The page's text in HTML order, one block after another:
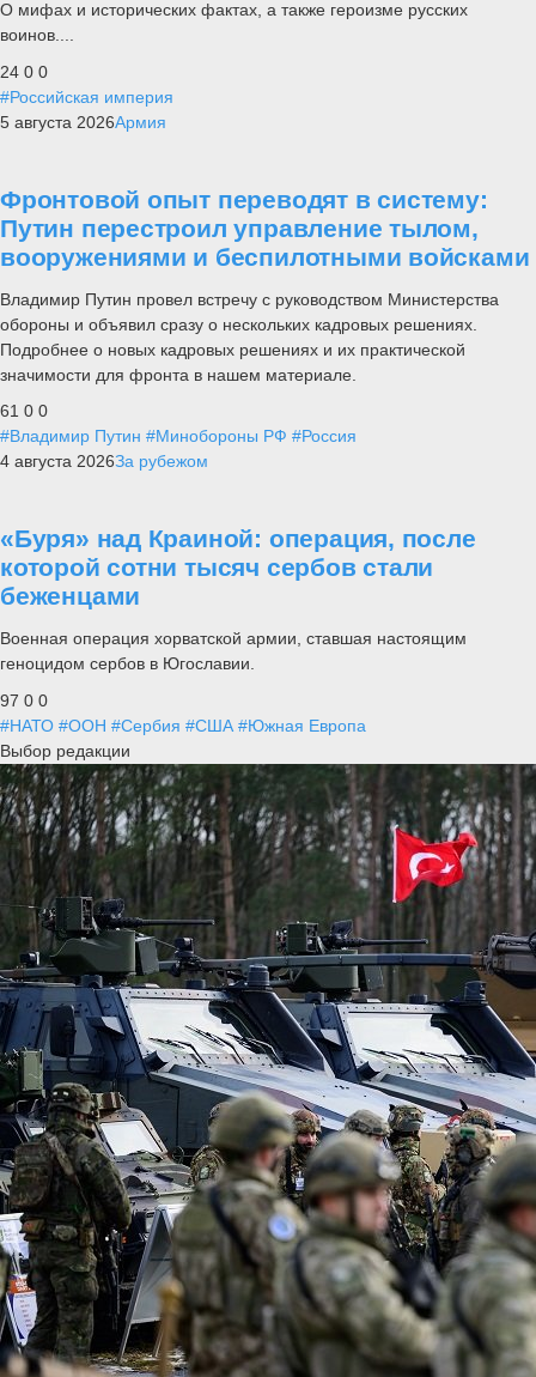
О мифах и исторических фактах, а также героизме русских
воинов....
24 0 0
#Российская империя
5 августа 2026Армия
Фронтовой опыт переводят в систему:
Путин перестроил управление тылом,
вооружениями и беспилотными войсками
Владимир Путин провел встречу с руководством Министерства
обороны и объявил сразу о нескольких кадровых решениях.
Подробнее о новых кадровых решениях и их практической
значимости для фронта в нашем материале.
61 0 0
#Владимир Путин #Минобороны РФ #Россия
4 августа 2026За рубежом
«Буря» над Краиной: операция, после
которой сотни тысяч сербов стали
беженцами
Военная операция хорватской армии, ставшая настоящим
геноцидом сербов в Югославии.
97 0 0
#НАТО #ООН #Сербия #США #Южная Европа
Выбор редакции